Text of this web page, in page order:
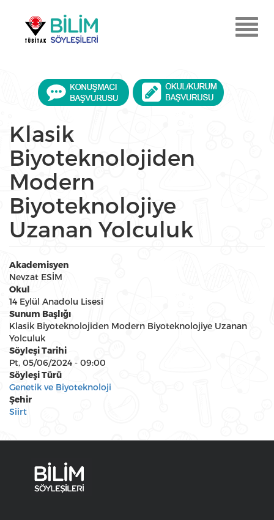
Menu
Aç
Klasik
Biyoteknolojiden
Modern
Biyoteknolojiye
Uzanan Yolculuk
Akademisyen
Nevzat ESİM
Okul
14 Eylül Anadolu Lisesi
Sunum Başlığı
Klasik Biyoteknolojiden Modern Biyoteknolojiye Uzanan
Yolculuk
Söyleşi Tarihi
Pt, 05/06/2024 - 09:00
Söyleşi Türü
Genetik ve Biyoteknoloji
Şehir
Siirt